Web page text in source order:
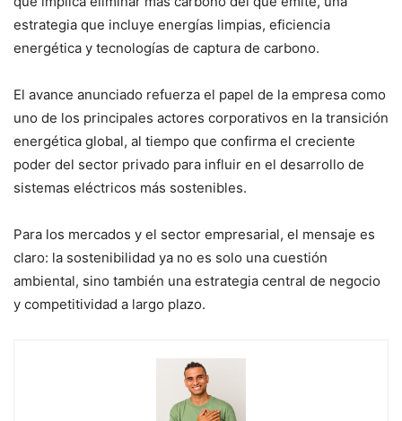
estrategia que incluye energías limpias, eficiencia
energética y tecnologías de captura de carbono.
El avance anunciado refuerza el papel de la empresa como
uno de los principales actores corporativos en la transición
energética global, al tiempo que confirma el creciente
poder del sector privado para influir en el desarrollo de
sistemas eléctricos más sostenibles.
Para los mercados y el sector empresarial, el mensaje es
claro: la sostenibilidad ya no es solo una cuestión
ambiental, sino también una estrategia central de negocio
y competitividad a largo plazo.